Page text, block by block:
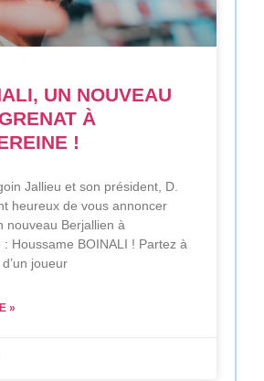
UN NOUVEAU
À
!
Jallieu et son président, D.
heureux de vous annoncer
nouveau Berjallien à
Houssame BOINALI ! Partez à
joueur
»